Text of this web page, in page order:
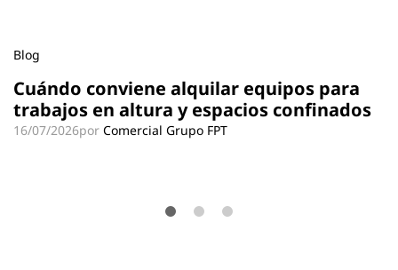
Blog
Cuándo conviene alquilar equipos para
trabajos en altura y espacios confinados
16/07/2026por Comercial Grupo FPT